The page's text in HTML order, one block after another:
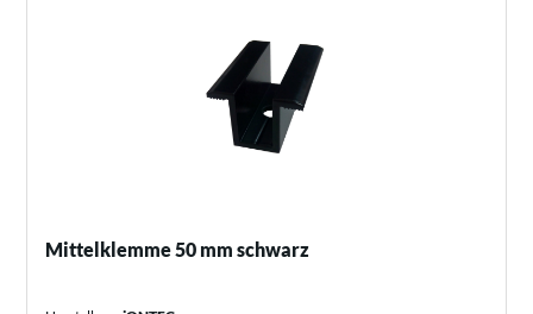
Mittelklemme 50 mm schwarz